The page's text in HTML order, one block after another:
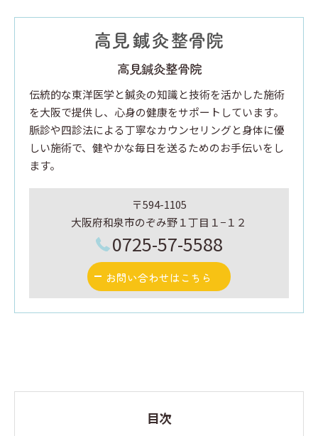
高見鍼灸整骨院
伝統的な東洋医学と鍼灸の知識と技術を活かした施術
を大阪で提供し、心身の健康をサポートしています。
脈診や四診法による丁寧なカウンセリングと身体に優
しい施術で、健やかな毎日を送るためのお手伝いをし
ます。
〒594-1105
大阪府和泉市のぞみ野１丁目１−１２
0725-57-5588
お問い合わせはこちら
目次